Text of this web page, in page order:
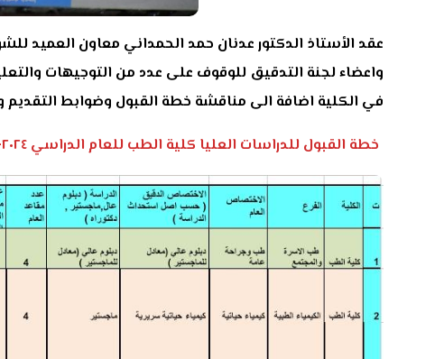
عقد الأستاذ الدكتور عدنان حمد الحمداني معاون العميد
واعضاء لجنة التدقيق للوقوف على عدد من التوجيهات
في الكلية اضافة الى مناقشة خطة القبول وضوابط التقديم والقبول
خطة القبول للدراسات العليا كلية الطب للعام الدراسي ٢٠٢٤-٢٠٢٥ والخلفيات العلمية ومواد الامتحان التنافسي